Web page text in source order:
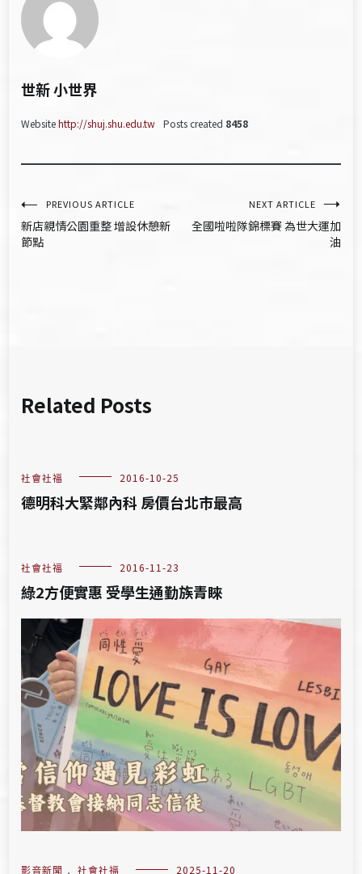
世新 小世界
Websitehttp://shuj.shu.edu.tw Posts created 8458
文
章
PREVIOUS ARTICLE
新店親情公園重整 增設休憩新
節點
NEXT ARTICLE
全國啦啦隊錦標賽 為世大運加
油
Related Posts
社會社福 2016-10-25
德明科大緊鄰內科 房價台北市最高
社會社福 2016-11-23
綠2方便實惠 受學生通勤族青睞
影音新聞 , 社會社福 2025-11-20